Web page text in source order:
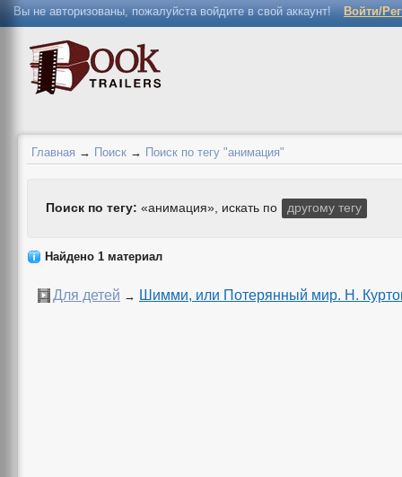
Вы не авторизованы, пожалуйста войдите в свой аккаунт! Войти/
Главная → Поиск → Поиск по тегу "анимация"
Поиск по тегу: «анимация», искать по другому тегу
Найдено 1 материал
Для детей → Шимми, или Потерянный мир. Н.